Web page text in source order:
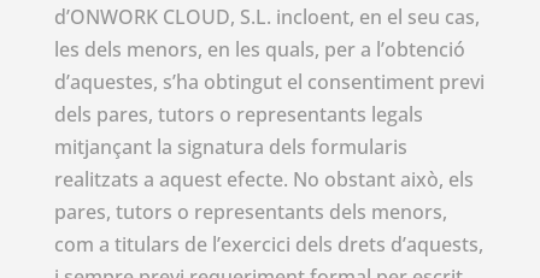
d’ONWORK CLOUD, S.L. incloent, en el seu cas,
les dels menors, en les quals, per a l’obtenció
d’aquestes, s’ha obtingut el consentiment previ
dels pares, tutors o representants legals
mitjançant la signatura dels formularis
realitzats a aquest efecte. No obstant això, els
pares, tutors o representants dels menors,
com a titulars de l’exercici dels drets d’aquests,